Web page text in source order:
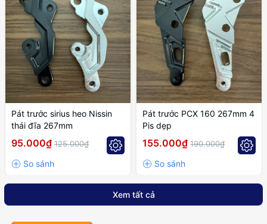
Pát trước sirius heo Nissin
thái đĩa 267mm
95.000₫ 125.000₫
Pát trước PCX 160 267mm 4
Pis dẹp
155.000₫ 190.000₫
Xem tất cả